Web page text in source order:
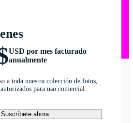
USD por mes facturado
anualmente
a toda nuestra colección de fotos,
para uso comercial.
Suscríbete ahora